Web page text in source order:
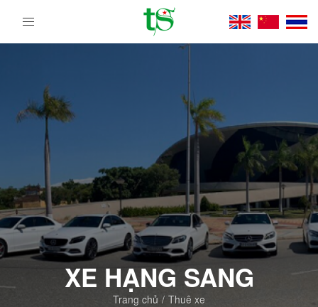
Tour
Nam
|
Trường
Sa
Tourist
DMC
XE HẠNG SANG
Trang chủ Thuê xe